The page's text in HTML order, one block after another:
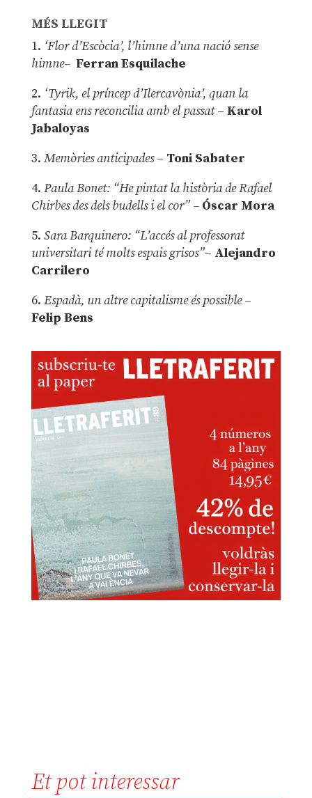
MÉS LLEGIT
1. ‘Flor d’Escòcia’, l’himne d’una nació sense
himne– Ferran Esquilache
2. ‘Tyrik, el príncep d’Ilercavònia’, quan la
fantasia ens reconcilia amb el passat– Karol
Jabaloyas
3. Memòries anticipades– Toni Sabater
4. Paula Bonet: “He pintat la història de Rafael
Chirbes des dels budells i el cor” –Óscar Mora
5. Sara Barquinero: “L’accés al professorat
universitari té molts espais grisos”– Alejandro
Carrilero
6. Espadà, un altre capitalisme és possible –
Felip Bens
Et pot interessar